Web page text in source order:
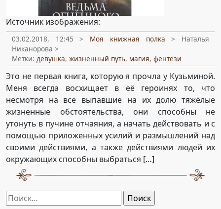
Источник изображения:
03.02.2018, 12:45 > Моя книжная полка > Наталья
Никанорова >
Метки: девушка, жизненный путь, магия, фентези
Это не первая книга, которую я прочла у Кузьминой.
Меня всегда восхищает в её героинях то, что
несмотря на все выпавшие на их долю тяжёлые
жизненные обстоятельства, они способны не
утонуть в пучине отчаяния, а начать действовать и с
помощью приложенных усилий и размышлений над
своими действиями, а также действиями людей их
окружающих способны выбраться […]
Найти: